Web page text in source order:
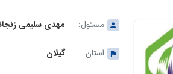
مسئول: مهدی سلیمی
استان: گیلان